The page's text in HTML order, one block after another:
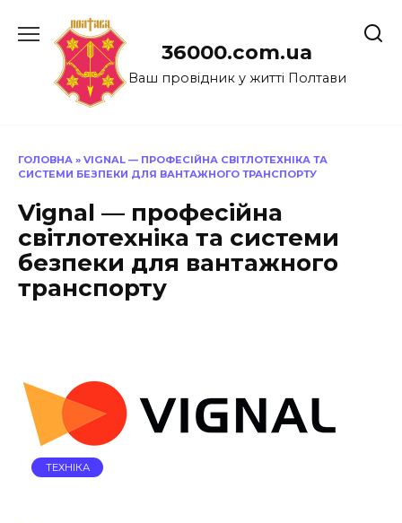
до
36000.com.ua
Ваш провідник у житті Полтави
ГОЛОВНА » VIGNAL — ПРОФЕСІЙНА СВІТЛОТЕХНІКА ТА
СИСТЕМИ БЕЗПЕКИ ДЛЯ ВАНТАЖНОГО ТРАНСПОРТУ
Vignal — професійна
світлотехніка та системи
безпеки для вантажного
транспорту
ТЕХНІКА